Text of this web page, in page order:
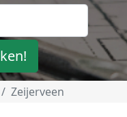
Zeijerveen